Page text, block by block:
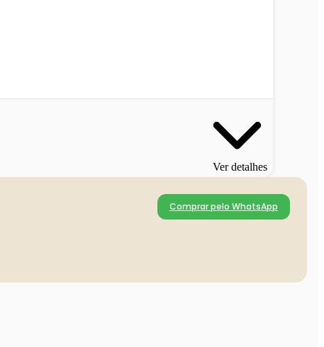
Ver detalhes
Comprar pelo WhatsApp